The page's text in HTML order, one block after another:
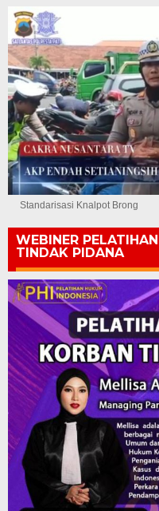
Standarisasi Knalpot Brong
WEBINER
TINDAK PIDANA